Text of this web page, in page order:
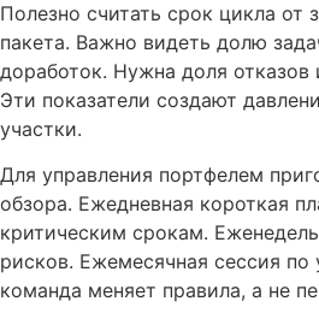
Полезно считать срок цикла от
пакета. Важно видеть долю
доработок. Нужна доля отказов
Эти показатели создают
участки.
Для управления портфелем
обзора. Ежедневная короткая
критическим срокам.
рисков. Ежемесячная сессия по
команда меняет правила, а не